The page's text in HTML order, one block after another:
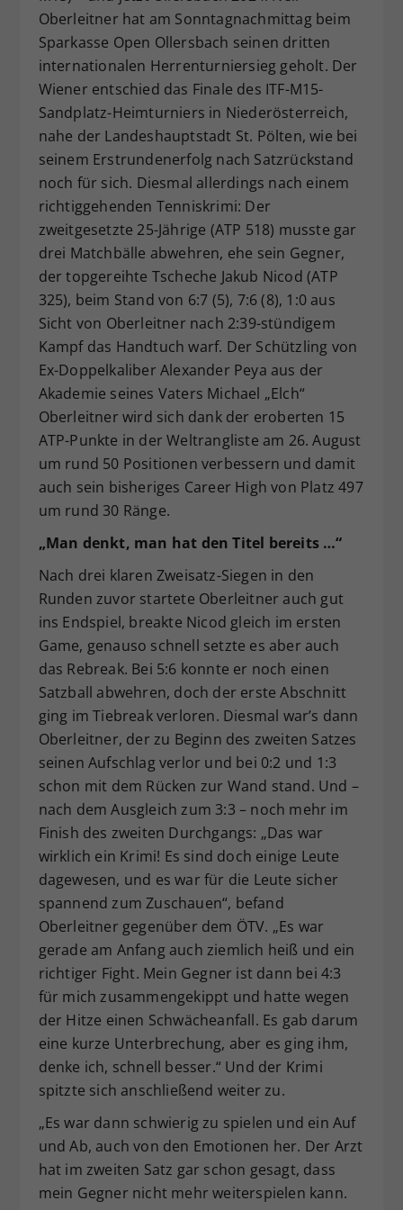
Oberleitner hat am Sonntagnachmittag beim
Sparkasse Open Ollersbach seinen dritten
internationalen Herrenturniersieg geholt. Der
Wiener entschied das Finale des ITF-M15-
Sandplatz-Heimturniers in Niederösterreich,
nahe der Landeshauptstadt St. Pölten, wie bei
seinem Erstrundenerfolg nach Satzrückstand
noch für sich. Diesmal allerdings nach einem
richtiggehenden Tenniskrimi: Der
zweitgesetzte 25-Jährige (ATP 518) musste gar
drei Matchbälle abwehren, ehe sein Gegner,
der topgereihte Tscheche Jakub Nicod (ATP
325), beim Stand von 6:7 (5), 7:6 (8), 1:0 aus
Sicht von Oberleitner nach 2:39-stündigem
Kampf das Handtuch warf. Der Schützling von
Ex-Doppelkaliber Alexander Peya aus der
Akademie seines Vaters Michael „Elch“
Oberleitner wird sich dank der eroberten 15
ATP-Punkte in der Weltrangliste am 26. August
um rund 50 Positionen verbessern und damit
auch sein bisheriges Career High von Platz 497
um rund 30 Ränge.
„Man denkt, man hat den Titel bereits …“
Nach drei klaren Zweisatz-Siegen in den
Runden zuvor startete Oberleitner auch gut
ins Endspiel, breakte Nicod gleich im ersten
Game, genauso schnell setzte es aber auch
das Rebreak. Bei 5:6 konnte er noch einen
Satzball abwehren, doch der erste Abschnitt
ging im Tiebreak verloren. Diesmal war’s dann
Oberleitner, der zu Beginn des zweiten Satzes
seinen Aufschlag verlor und bei 0:2 und 1:3
schon mit dem Rücken zur Wand stand. Und –
nach dem Ausgleich zum 3:3 – noch mehr im
Finish des zweiten Durchgangs: „Das war
wirklich ein Krimi! Es sind doch einige Leute
dagewesen, und es war für die Leute sicher
spannend zum Zuschauen“, befand
Oberleitner gegenüber dem ÖTV. „Es war
gerade am Anfang auch ziemlich heiß und ein
richtiger Fight. Mein Gegner ist dann bei 4:3
für mich zusammengekippt und hatte wegen
der Hitze einen Schwächeanfall. Es gab darum
eine kurze Unterbrechung, aber es ging ihm,
denke ich, schnell besser.“ Und der Krimi
spitzte sich anschließend weiter zu.
„Es war dann schwierig zu spielen und ein Auf
und Ab, auch von den Emotionen her. Der Arzt
hat im zweiten Satz gar schon gesagt, dass
mein Gegner nicht mehr weiterspielen kann.
Zweck
Dieser Wert speichert Ihre Consent-
Einstellungen. Unter anderem eine
zufällig generierte ID, für die
historische Speicherung Ihrer
Webseiten-Betreiber dies eingestellt
hat.